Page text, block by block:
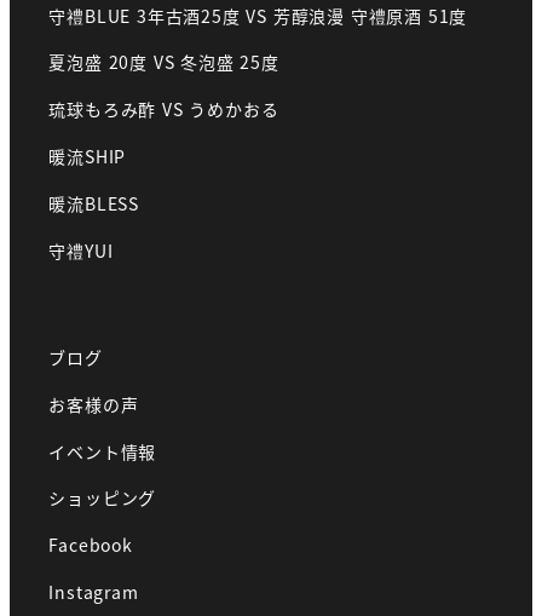
守禮BLUE 3年古酒25度 VS 芳醇浪漫 守禮原酒 51度
夏泡盛 20度 VS 冬泡盛 25度
琉球もろみ酢 VS うめかおる
暖流SHIP
暖流BLESS
守禮YUI
ブログ
お客様の声
イベント情報
ショッピング
Facebook
Instagram